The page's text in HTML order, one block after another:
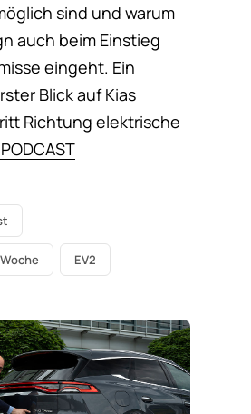
sind und warum
auch beim Einstieg
eingeht. Ein
Blick auf Kias
Richtung elektrische
EV2